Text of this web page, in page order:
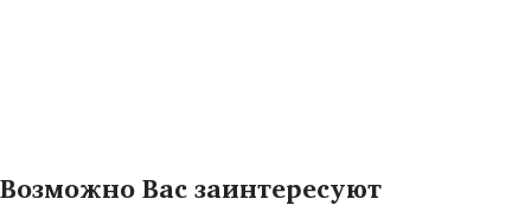
Возможно Вас заинтересуют